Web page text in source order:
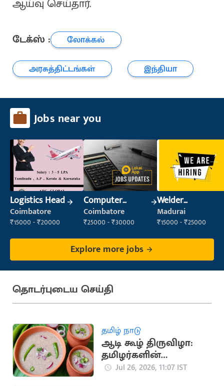
ஆய்வு செய்தார்.
டேக்ஸ் :
லோக்கல்
அரசுத்திட்டங்கள்
இந்தியா
Jobs near you
Logistics Head
Coimbatore
₹15000 - ₹20000
Computer
Operator
Coimbatore
₹25000 - ₹30000
Welder
(Fabrication)
Madurai
₹15000 - ₹25000
Explore more jobs
தொடர்புடைய செய்தி
தமிழ் நாடு
ஆடி கூழ் திருவிழா:
தமிழர்களின்
பாரம்பரிய நோய்
Jul 26, 2026, 11:07 IST